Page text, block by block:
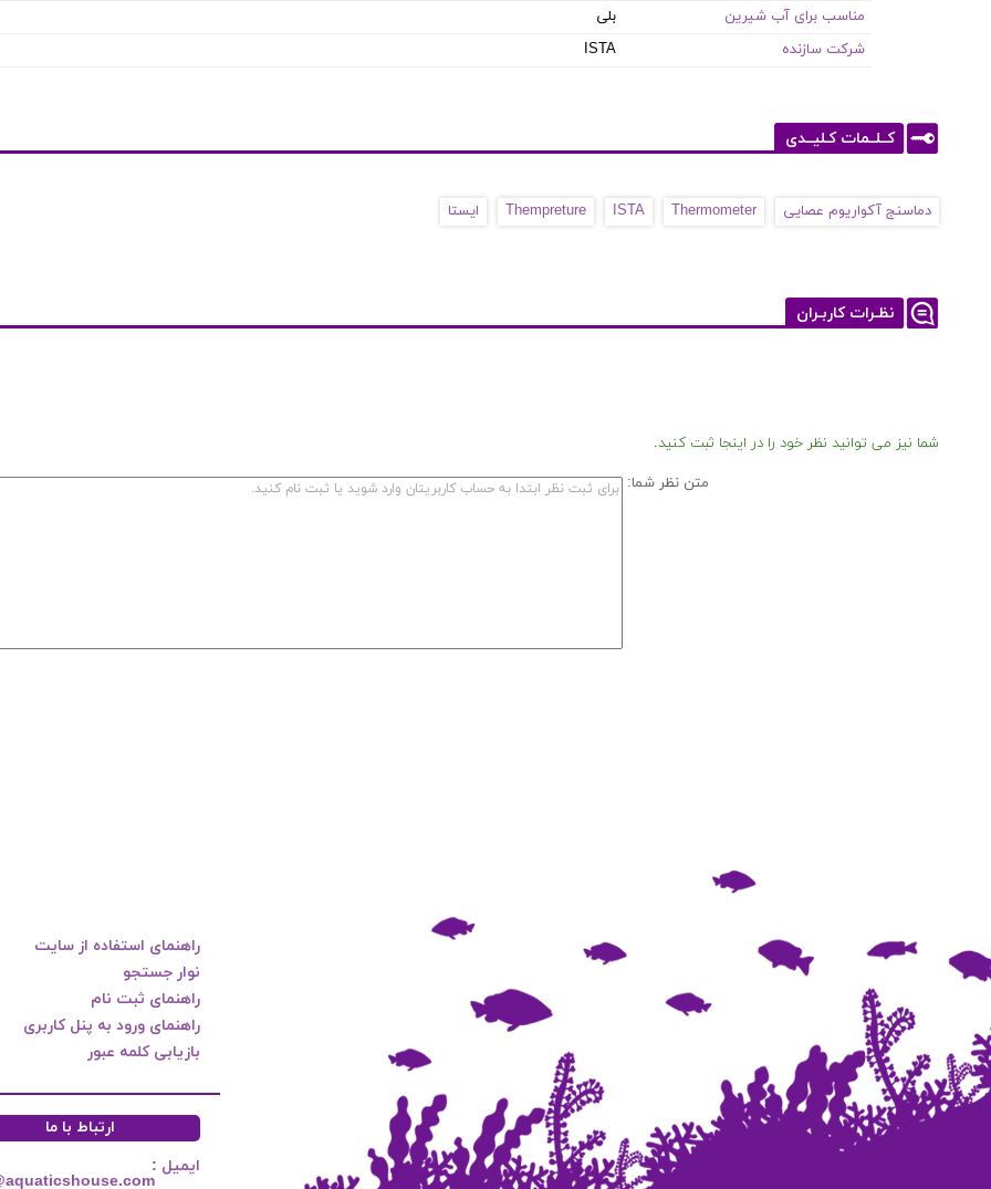
مناسب برای آب شیرین
بلی
شرکت سازنده
ISTA
کــلــمات کـلیــدی
دماسنج آکواریوم عصایی Thermometer
ISTA
Thempreture ایستا
نظـرات کاربـران
شما نیز می توانید نظر خود را در اینجا ثبت کنید.
متن نظر شما:
راهنمای استفاده از سایت
نوار جستجو
راهنمای ثبت نام
راهنمای ورود به پنل کاربری
بازیابی کلمه عبور
ارتباط با ما
ایمیل :